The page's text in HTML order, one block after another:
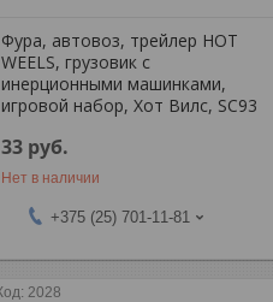
Фура, автовоз, трейлер HOT
WEELS, грузовик с
инерционными машинками,
игровой набор, Хот Вилс, SC93
33 руб.
Нет в наличии
+375 (25) 701-11-81
2028